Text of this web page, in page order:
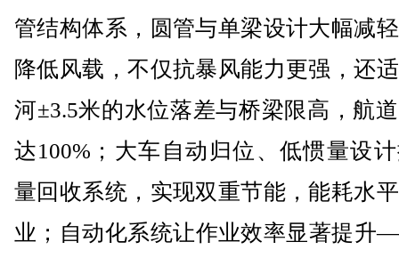
管结构体系，圆管与单梁设计大幅减
降低风载，不仅抗暴风能力更强，还
河±3.5米的水位落差与桥梁限高，航
达100%；大车自动归位、低惯量设
量回收系统，实现双重节能，能耗水
业；自动化系统让作业效率显著提升